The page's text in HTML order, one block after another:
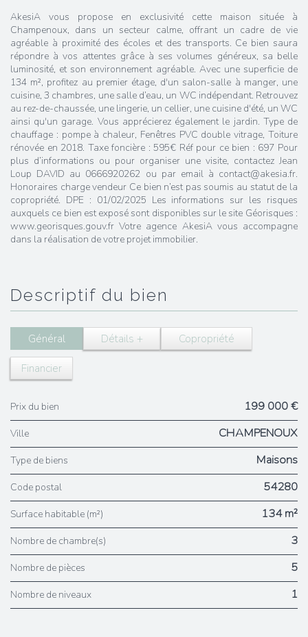
AkesiA vous propose en exclusivité cette maison située à
Champenoux, dans un secteur calme, offrant un cadre de vie
agréable à proximité des écoles et des transports. Ce bien saura
répondre à vos attentes grâce à ses volumes généreux, sa belle
luminosité, et son environnement agréable. Avec une superficie de
134 m², profitez au premier étage, d'un salon-salle à manger, une
cuisine, 3 chambres, une salle d’eau, un WC indépendant. Retrouvez
au rez-de-chaussée, une lingerie, un cellier, une cuisine d'été, un WC
ainsi qu'un garage. Vous apprécierez également le jardin. Type de
chauffage : pompe à chaleur, Fenêtres PVC double vitrage, Toiture
rénovée en 2018. Taxe foncière : 595€ Réf pour ce bien : 697 Pour
plus d’informations ou pour organiser une visite, contactez Jean
Loup DAVID au 0666920262 ou par email à contact@akesia.fr.
Honoraires charge vendeur Ce bien n’est pas soumis au statut de la
copropriété. DPE : 01/02/2025 Les informations sur les risques
auxquels ce bien est exposé sont disponibles sur le site Géorisques :
www.georisques.gouv.fr Votre agence AkesiA vous accompagne
dans la réalisation de votre projet immobilier.
descriptif du bien
Général Détails + Copropriété
Financier
Prix du bien 199 000 €
Ville CHAMPENOUX
Type de biens Maisons
Code postal 54280
Surface habitable (m²) 134 m²
Nombre de chambre(s) 3
Nombre de pièces 5
Nombre de niveaux 1